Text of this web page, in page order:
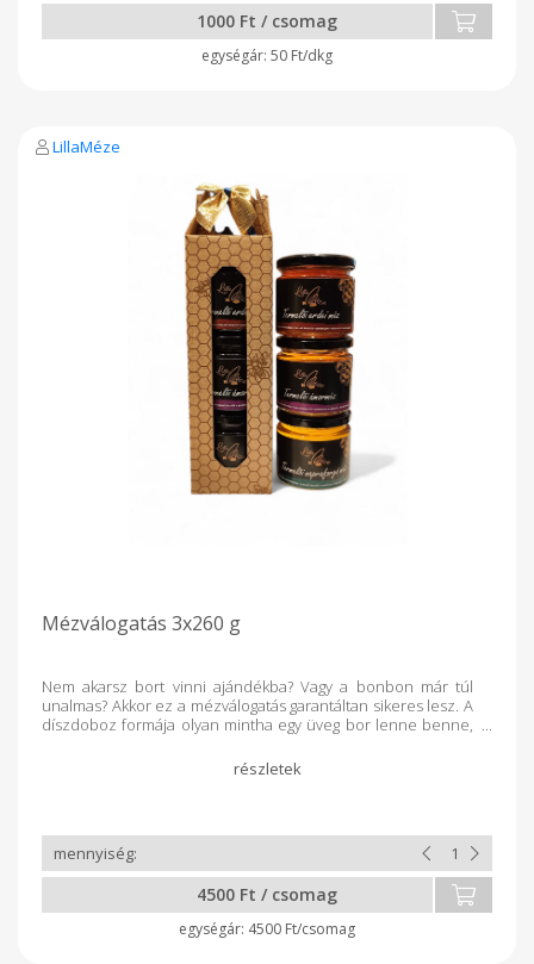
1000 Ft / csomag
50 Ft/dkg
LillaMéze
Mézválogatás 3x260 g
Nem akarsz bort vinni ajándékba? Vagy a bonbon már túl
unalmas? Akkor ez a mézválogatás garantáltan sikeres lesz. A
díszdoboz formája olyan mintha egy üveg bor lenne benne,
design üvegekben. 260g ámorméz 260 g erdei méz 260 g
4500 Ft / csomag
4500 Ft/csomag